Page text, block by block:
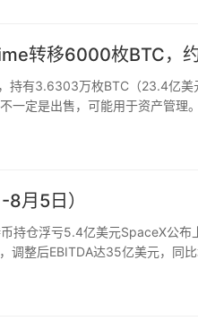
转移6000枚BTC，
有3.6303万枚BTC（23.4亿美
定是出售，可能用于资产管理。
月5日）
持仓浮亏5.4亿美元SpaceX公
调整后EBITDA达35亿美元，同